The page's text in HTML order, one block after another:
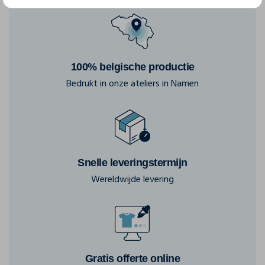
100% belgische productie
Bedrukt in onze ateliers in Namen
Snelle leveringstermijn
Wereldwijde levering
Gratis offerte online